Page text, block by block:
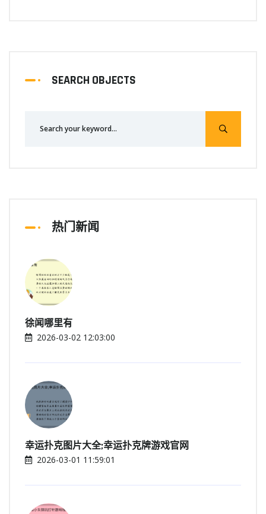
SEARCH OBJECTS
热门新闻
徐闻哪里有
2026-03-02 12:03:00
幸运扑克图片大全;幸运扑克牌游戏官网
2026-03-01 11:59:01